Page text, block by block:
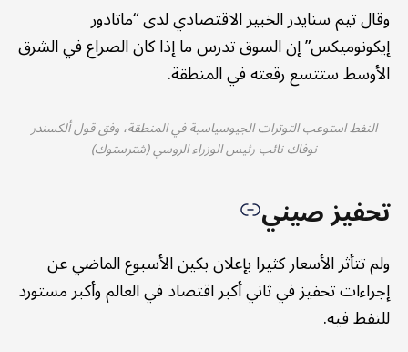
وقال تيم سنايدر الخبير الاقتصادي لدى “ماتادور
إيكونوميكس” إن السوق تدرس ما إذا كان الصراع في الشرق
الأوسط ستتسع رقعته في المنطقة.
النفط استوعب التوترات الجيوسياسية في المنطقة، وفق قول ألكسندر
نوفاك نائب رئيس الوزراء الروسي (شترستوك)
تحفيز صيني
ولم تتأثر الأسعار كثيرا بإعلان بكين الأسبوع الماضي عن
إجراءات تحفيز في ثاني أكبر اقتصاد في العالم وأكبر مستورد
للنفط فيه.